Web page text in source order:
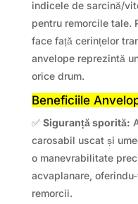
indicele de sarcină/
pentru remorcile tale.
face față cerințelor
anvelope reprezintă
orice drum.
Beneficiile
✅ Siguranță sporită:
carosabil uscat și
o manevrabilitate
acvaplanare,
remorcii.